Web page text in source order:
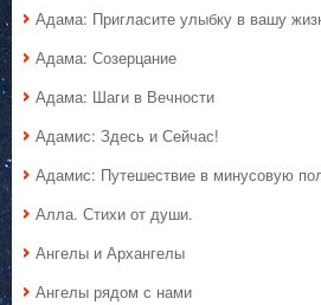
Адама: Пригласите улыбку в вашу
Адама: Созерцание
Адама: Шаги в Вечности
Адамис: Здесь и Сейчас!
Адамис: Путешествие в минусовую
Алла. Стихи от души.
Ангелы и Архангелы
Ангелы рядом с нами